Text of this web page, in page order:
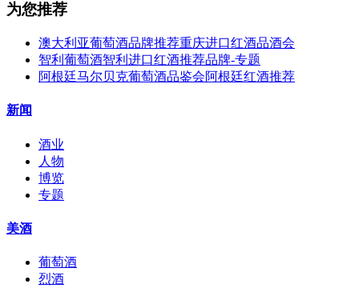
为您推荐
澳大利亚葡萄酒品牌推荐重庆进口红酒品酒会
智利葡萄酒智利进口红酒推荐品牌-专题
阿根廷马尔贝克葡萄酒品鉴会阿根廷红酒推荐
新闻
酒业
人物
博览
专题
美酒
葡萄酒
烈酒